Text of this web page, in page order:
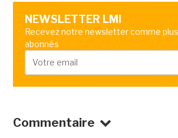
NEWSLETTER LMI
Recevez notre newsletter comme
abonnés
Commentaire